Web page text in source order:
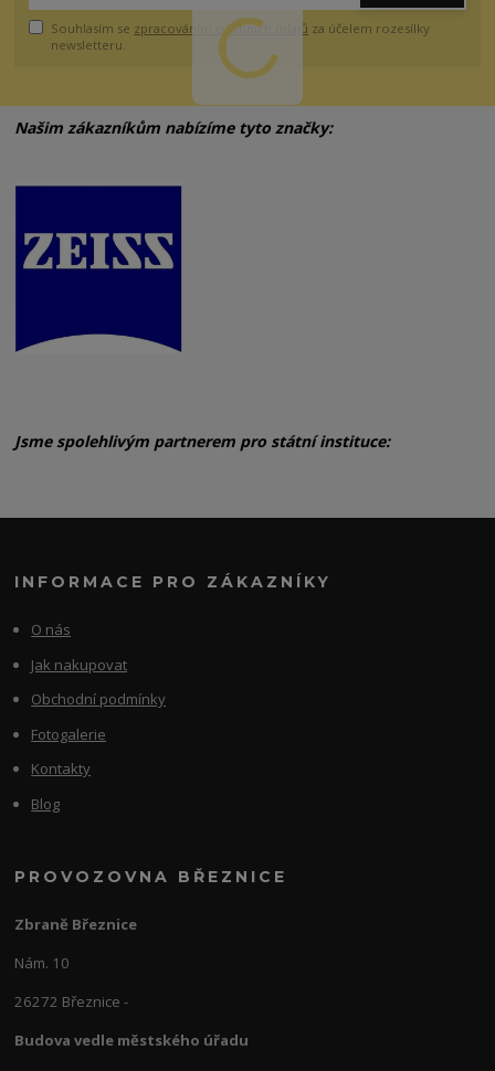
Souhlasím se zpracováním osobních údajů za účelem rozesílky
newsletteru.
Našim zákazníkům nabízíme tyto značky:
Jsme spolehlivým partnerem pro státní instituce:
INFORMACE PRO ZÁKAZNÍKY
O nás
Jak nakupovat
Obchodní podmínky
Fotogalerie
Kontakty
Blog
PROVOZOVNA BŘEZNICE
Zbraně Březnice
Nám. 10
26272 Březnice -
Budova vedle městského úřadu